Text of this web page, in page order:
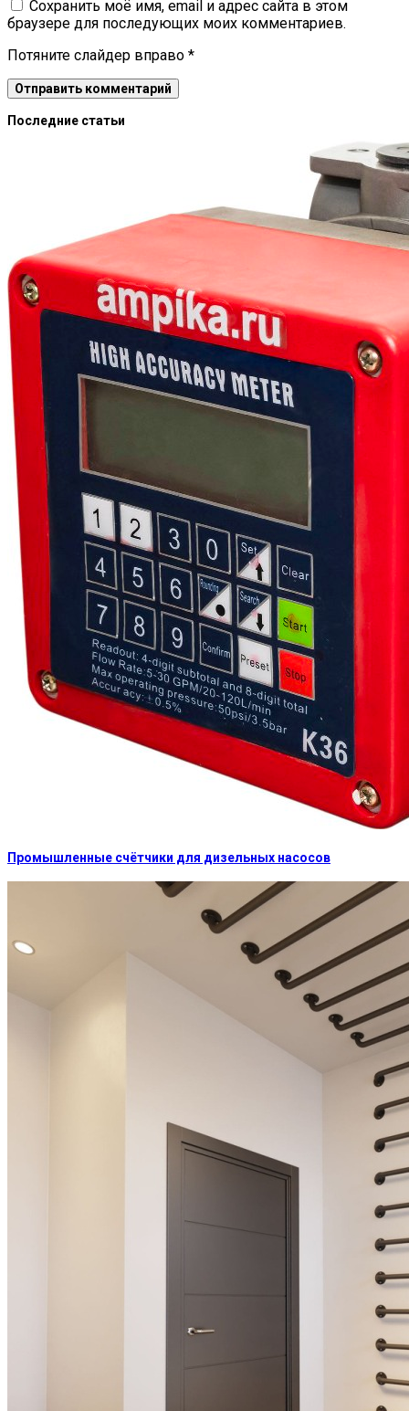
Сохранить моё имя, email и адрес сайта в этом
браузере для последующих моих комментариев.
Потяните слайдер вправо *
Последние статьи
Промышленные счётчики для дизельных насосов